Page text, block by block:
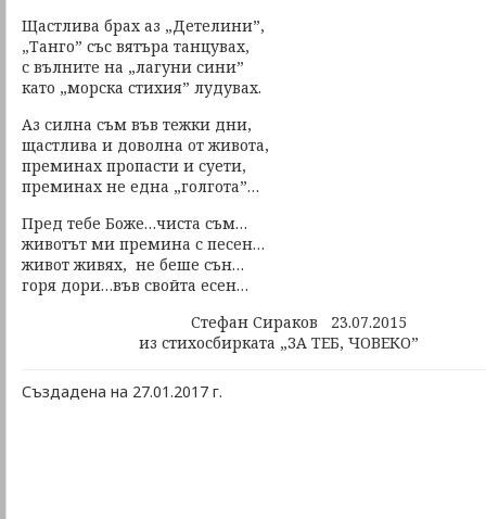
Щастлива брах аз „Детелини”,
„Танго” със вятъра танцувах,
с вълните на „лагуни сини”
като „морска стихия” лудувах.
Аз силна съм във тежки дни,
щастлива и доволна от живота,
преминах пропасти и суети,
преминах не една „голгота”…
Пред тебе Боже…чиста съм…
животът ми премина с песен…
живот живях, не беше сън…
горя дори…във свойта есен…
Стефан Сираков 23.07.2015
из стихосбирката „ЗА ТЕБ, ЧОВЕКО”
Създадена на 27.01.2017 г.